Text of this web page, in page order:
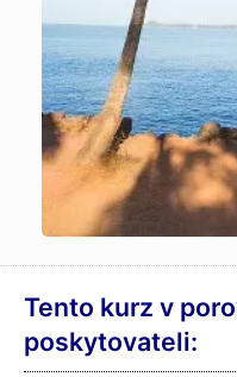
Tento kurz v
poskytovateli: